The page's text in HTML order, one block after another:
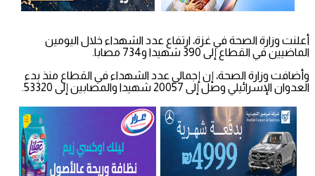
أعلنت وزارة الصحة في غزة، ارتفاع عدد الشهداء خلال اليومين
الماضيين في القطاع إلى 390 شهيدا و734 مصابا.
وأضافت وزارة الصحة، إن إجمالي عدد الشهداء في القطاع منذ بدء
العدوان الإسرائيلي وصل إلى 20057 شهيدا والمصابين إلى 53320.